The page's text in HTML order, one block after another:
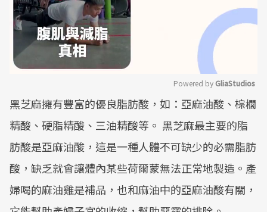
Mute
Powered by GliaStudios
黑芝麻擁有豐富的優良脂肪酸，如：亞麻油酸、棕櫚
精酸、硬脂精酸、三油精酸等。 黑芝麻最主要的脂
肪酸是亞麻油酸，這是一種人體不可缺少的必需脂肪
酸，缺乏就會讓體內某些荷爾蒙無法正常地製造。產
婦喝的麻油雞是補品，也和麻油中的亞麻油酸有關，